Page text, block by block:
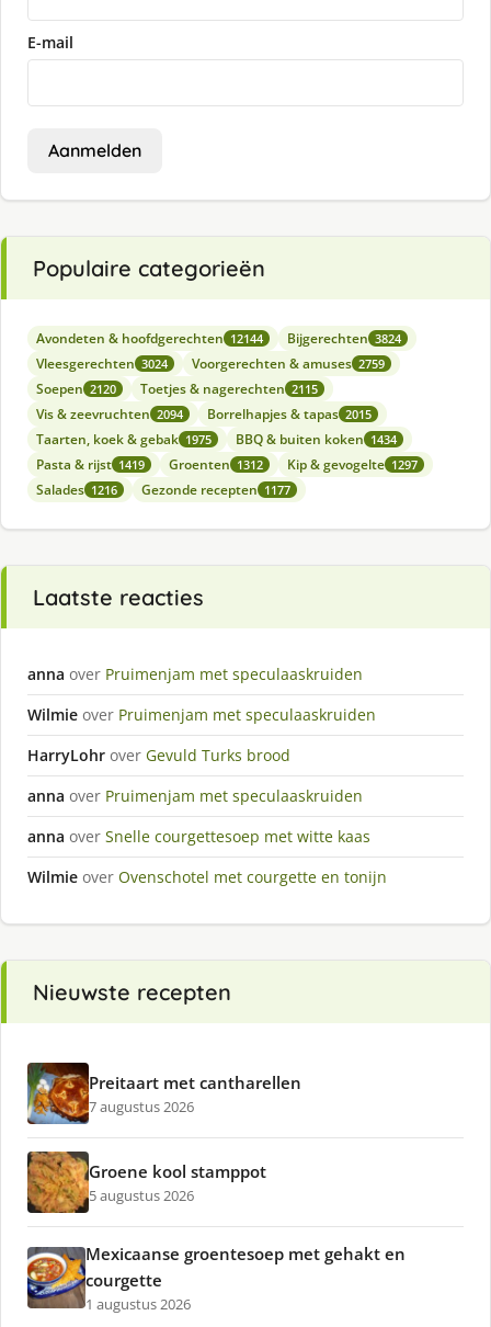
E-mail
Aanmelden
Populaire categorieën
Avondeten & hoofdgerechten 12144 Bijgerechten 3824
Vleesgerechten 3024 Voorgerechten & amuses 2759
Soepen 2120 Toetjes & nagerechten 2115
Vis & zeevruchten 2094 Borrelhapjes & tapas 2015
Taarten, koek & gebak 1975 BBQ & buiten koken 1434
Pasta & rijst 1419 Groenten 1312 Kip & gevogelte 1297
Salades 1216 Gezonde recepten 1177
Laatste reacties
anna over Pruimenjam met speculaaskruiden
Wilmie over Pruimenjam met speculaaskruiden
HarryLohr over Gevuld Turks brood
anna over Pruimenjam met speculaaskruiden
anna over Snelle courgettesoep met witte kaas
Wilmie over Ovenschotel met courgette en tonijn
Nieuwste recepten
Preitaart met cantharellen
7 augustus 2026
Groene kool stamppot
5 augustus 2026
Mexicaanse groentesoep met gehakt en
courgette
1 augustus 2026